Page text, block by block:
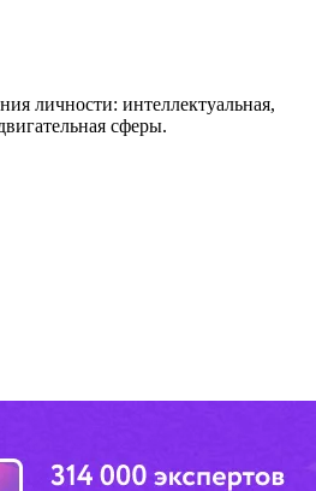
личности: интеллектуальная,
сферы.